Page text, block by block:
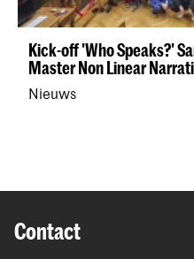
Kick-off 'Who Speaks?'
Master Non Linear
Nieuws
Contact